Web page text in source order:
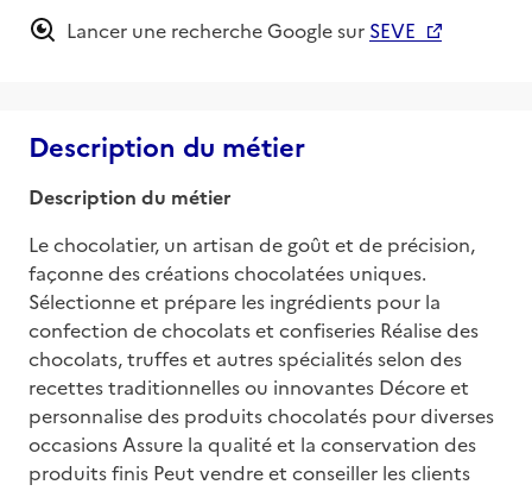
Lancer une recherche Google sur SEVE
Description du métier
Description du métier
Le chocolatier, un artisan de goût et de précision,
façonne des créations chocolatées uniques.
Sélectionne et prépare les ingrédients pour la
confection de chocolats et confiseries Réalise des
chocolats, truffes et autres spécialités selon des
recettes traditionnelles ou innovantes Décore et
personnalise des produits chocolatés pour diverses
occasions Assure la qualité et la conservation des
produits finis Peut vendre et conseiller les clients